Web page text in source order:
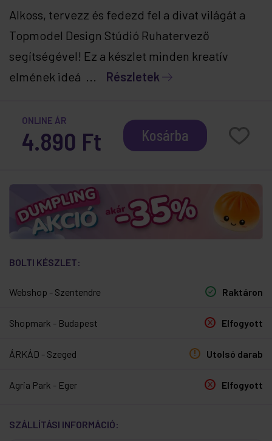
Alkoss, tervezz és fedezd fel a divat világát a
Topmodel Design Stúdió Ruhatervező
segítségével! Ez a készlet minden kreatív
elmének ideá ... Részletek
ONLINE ÁR
4.890 Ft Kosárba
BOLTI KÉSZLET:
Webshop - Szentendre Raktáron
Shopmark - Budapest Elfogyott
ÁRKÁD - Szeged Utolsó darab
Agria Park - Eger Elfogyott
SZÁLLÍTÁSI INFORMÁCIÓ: